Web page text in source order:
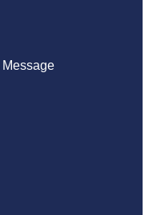
Message